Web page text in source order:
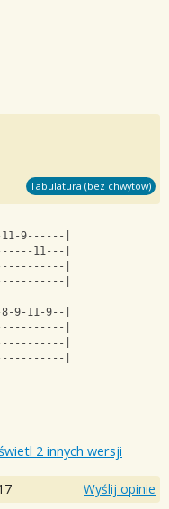
Tabulatura (bez chwytów)
9------|
11---|
|
|
9-11-9--|
|
|
|
2 innych wersji
Wyślij opinie